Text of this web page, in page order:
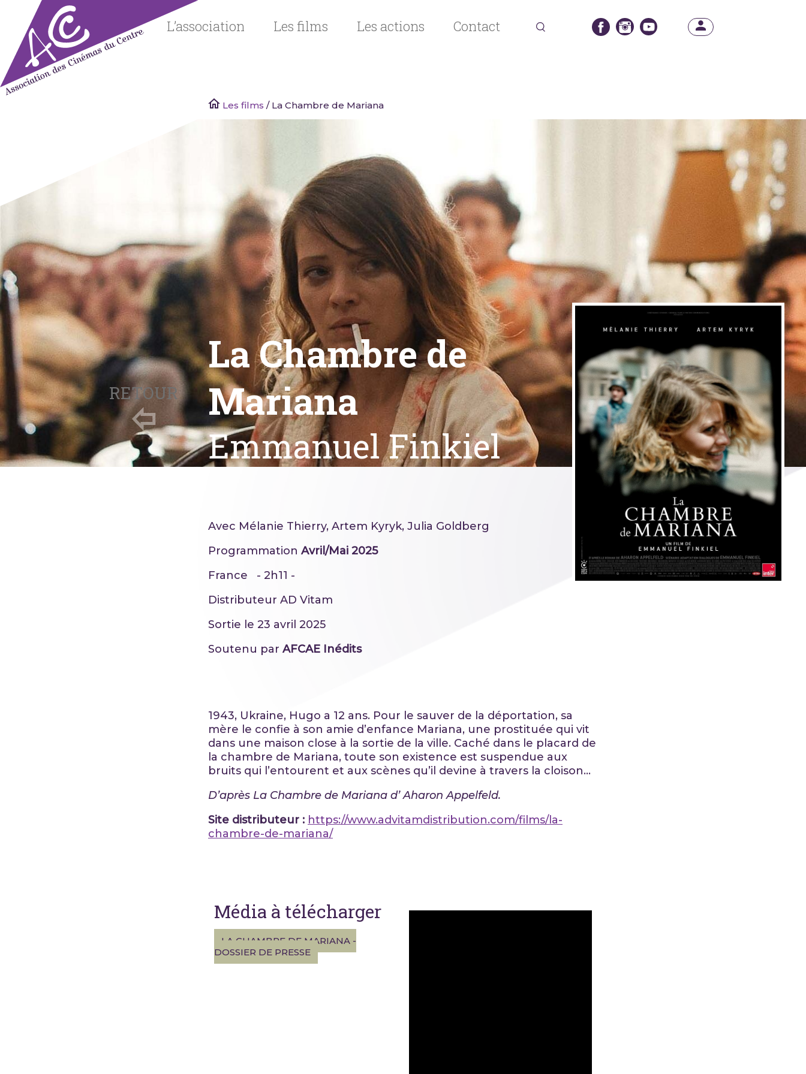
content
Association
des
L’association Les films Les actions Contact
Les films / La Chambre de Mariana
La Chambre de
Mariana
Emmanuel Finkiel
RETOUR
Avec Mélanie Thierry, Artem Kyryk, Julia Goldberg
Programmation Avril/Mai 2025
France - 2h11 -
Distributeur AD Vitam
Sortie le 23 avril 2025
Soutenu par AFCAE Inédits
1943, Ukraine, Hugo a 12 ans. Pour le sauver de la déportation, sa
mère le confie à son amie d’enfance Mariana, une prostituée qui vit
dans une maison close à la sortie de la ville. Caché dans le placard de
la chambre de Mariana, toute son existence est suspendue aux
bruits qui l’entourent et aux scènes qu’il devine à travers la cloison…
D’après La Chambre de Mariana d’ Aharon Appelfeld.
Site distributeur : https://www.advitamdistribution.com/films/la-
chambre-de-mariana/
Média à télécharger
LA CHAMBRE DE MARIANA -
DOSSIER DE PRESSE